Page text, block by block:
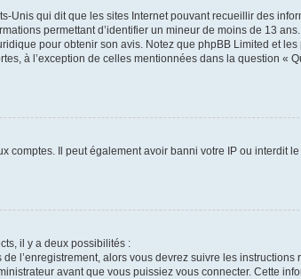
Unis qui dit que les sites Internet pouvant recueillir des
permettant d’identifier un mineur de moins de 13
pour obtenir son avis. Notez que phpBB Limited et
à l’exception de celles mentionnées dans la question «
comptes. Il peut également avoir banni votre IP ou interdit
il y a deux possibilités :
l’enregistrement, alors vous devrez suivre les
avant que vous puissiez vous connecter. Cette